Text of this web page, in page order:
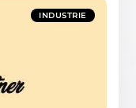
INDUSTRIE